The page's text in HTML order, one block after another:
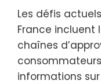
Les défis
France incluent
chaînes
informations sur